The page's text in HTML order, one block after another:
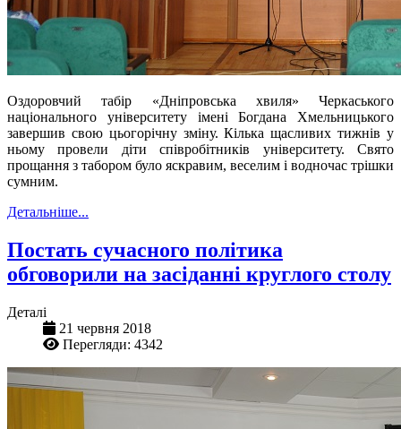
Оздоровчий табір «Дніпровська хвиля» Черкаського
національного університету імені Богдана Хмельницького
завершив свою цьогорічну зміну. Кілька щасливих тижнів у
ньому провели дітиспівробітників університету. Свято
прощання з табором було яскравим, веселим і водночас трішки
сумним.
Детальніше...
Постать сучасного політика
обговорили на засіданні круглого столу
Деталі
21 червня 2018
Перегляди: 4342